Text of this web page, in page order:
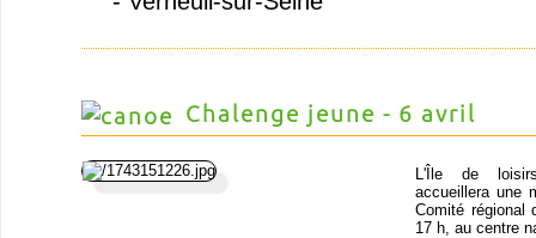
Chalenge jeune - 6 avril
L'Île de loisirs
accueillera une
Comité régional
17 h, au centre